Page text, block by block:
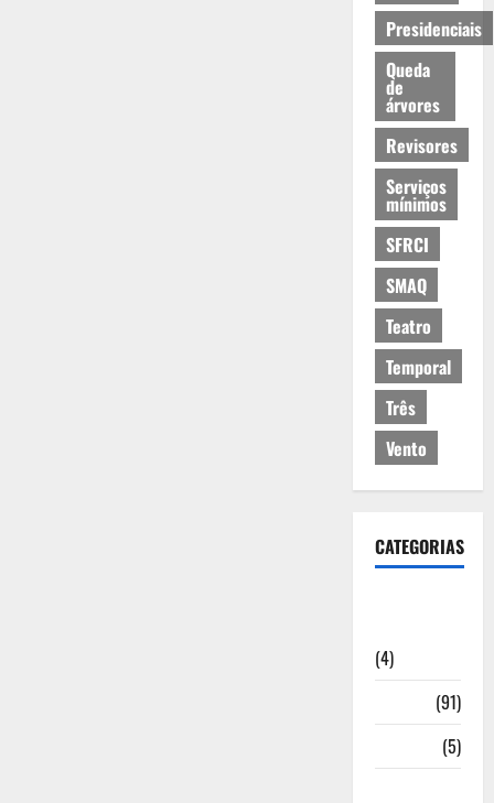
Presidenciais
Queda
de
árvores
Revisores
Serviços
mínimos
SFRCI
SMAQ
Teatro
Temporal
Três
Vento
CATEGORIAS
(4)
(91)
(5)